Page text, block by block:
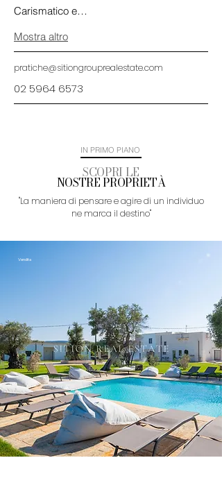
Carismatico e…
Mostra altro
pratiche@sitiongrouprealestate.com
02 5964 6573
IN PRIMO PIANO
SCOPRI LE
NOSTRE PROPRIETÀ
''La maniera di pensare e agire di un individuo
ne marca il destino''
Vendita